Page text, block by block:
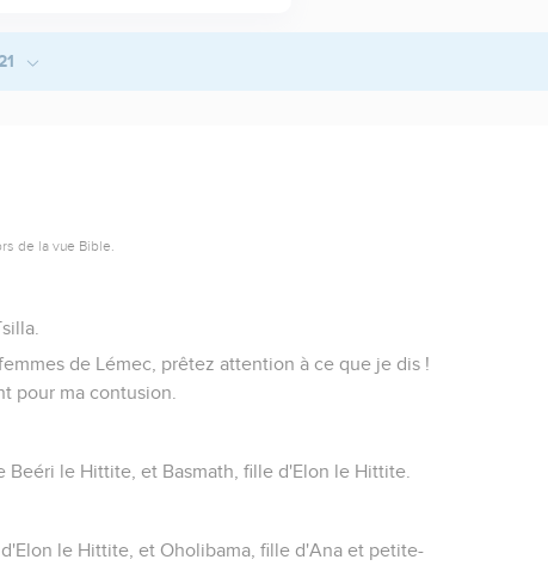
de la vue Bible.
de Lémec, prêtez attention à ce que je dis !
pour ma contusion.
le Hittite, et Basmath, fille d'Elon le Hittite.
le Hittite, et Oholibama, fille d'Ana et petite-